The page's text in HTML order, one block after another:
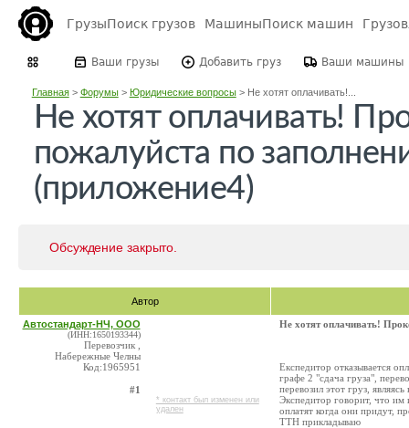
ГрузыПоиск грузов МашиныПоиск машин
Ваши грузы Добавить груз Ваши машины
Главная> Форумы> Юридические вопросы> Не хотят оплачивать!...
Не хотят оплачивать!
пожалуйста по
(приложение4)
Обсуждение закрыто.
Автор
Автостандарт-НЧ, ООО
(ИНН:1650193344)
Перевозчик ,
Набережные Челны
Код:1965951
#1
* контакт был изменен или
удален
Не хотят оплачивать!
Експедитор отказывается
графе 2 "сдача груза",
перевозил этот груз,
Экспедитор говорит, что им
оплатят когда они придут,
ТТН прикладываю